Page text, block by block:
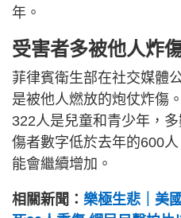
年。
受害者多被他人炸
菲律賓衛生部在社交媒體
是被他人燃放的炮仗炸傷
322人是兒童和青少年，
傷者數字低於去年的600
能會繼續增加。
相關新聞： 樂極生悲｜美